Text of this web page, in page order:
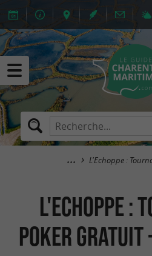
L'Echoppe :
L'Echoppe :
poker gratuit